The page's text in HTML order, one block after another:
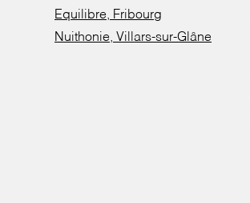
Equilibre, Fribourg
Nuithonie, Villars-sur-Glâne